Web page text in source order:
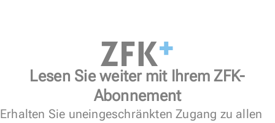
Lesen Sie weiter mit Ihrem ZFK-
Abonnement
Erhalten Sie uneingeschränkten Zugang zu allen